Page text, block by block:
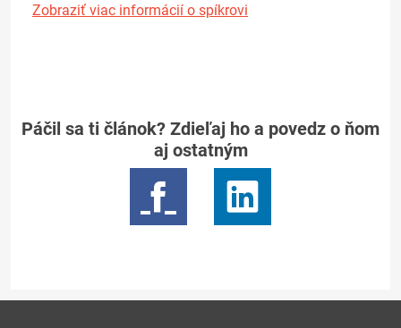
Zobraziť viac informácií o spíkrovi
Páčil sa ti článok? Zdieľaj ho a povedz o ňom
aj ostatným